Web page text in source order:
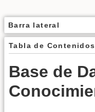
Barra lateral
Tabla de Contenidos
Base de